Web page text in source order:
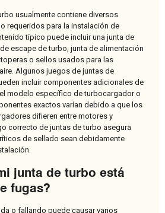
usualmente contiene diversos
requeridos para la instalación de
típico puede incluir una junta de
escape de turbo, junta de alimentación
o sellos usados para las
Algunos juegos de juntas de
incluir componentes adicionales de
modelo específico de turbocargador o
exactos varían debido a que los
difieren entre motores y
correcto de juntas de turbo asegura
de sellado sean debidamente
junta de turbo está
fugas?
o fallando puede causar varios